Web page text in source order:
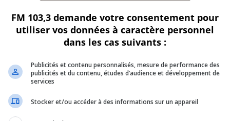
dans ce secteur.
dernier à cet endroit que la conseillère Éthier a préparé sa
d’apporter des mesures correctrices temporaire à
la présence d’un passage pour piétons ont été installés,
FM 103,3 demande votre consentement pour
utiliser vos données à caractère personnel
dans les cas suivants :
Publicités et contenu personnalisés, mesure de performance des
publicités et du contenu, études d’audience et développement de
services
Stocker et/ou accéder à des informations sur un appareil